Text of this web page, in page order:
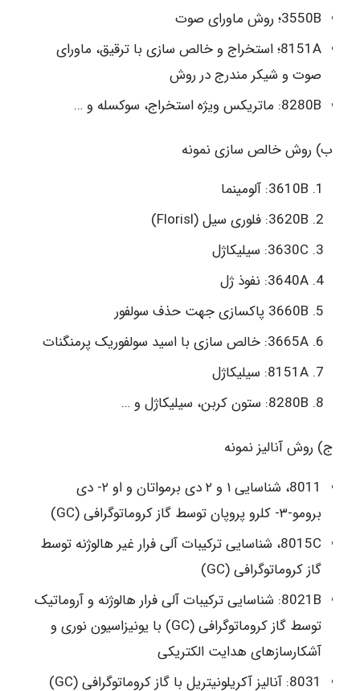
3550B؛ روش ماورای صوت
8151A؛ استخراج و خالص سازی با ترقیق، ماورای
صوت و شیکر مندرج در روش
8280B: ماتریکس ویژه استخراج، سوکسله و …
ب) روش خالص سازی نمونه
3610B: آلومینما
3620B: فلوری سیل (Florisl)
3630C: سیلیکاژل
3640A: نفوذ ژل
3660B پاکسازی جهت حذف سولفور
3665A: خالص سازی با اسید سولفوریک پرمنگنات
8151A: سیلیکاژل
8280B: ستون کربن، سیلیکاژل و …
ج) روش آنالیز نمونه
8011، شناسایی ۱ و ۲ دی برمواتان و او ۲- دی
برومو-۳- کلرو پروپان توسط گاز کروماتوگرافی (GC)
8015C، شناسایی ترکیبات آلی فرار غير هالوژنه توسط
گاز کروماتوگرافی (GC)
8021B: شناسایی ترکیبات آلی فرار هالوژنه و آروماتیک
توسط گاز کروماتوگرافی (GC) با یونیزاسیون نوری و
آشکارسازهای هدایت الکتریکی
8031: آنالیز آکریلونیتریل با گاز کروماتوگرافی (GC)